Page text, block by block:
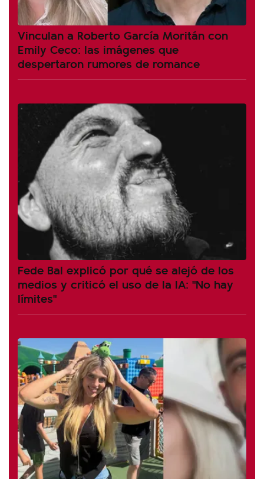
Vinculan a Roberto García Moritán con
Emily Ceco: las imágenes que
despertaron rumores de romance
Fede Bal explicó por qué se alejó de los
medios y criticó el uso de la IA: "No hay
límites"